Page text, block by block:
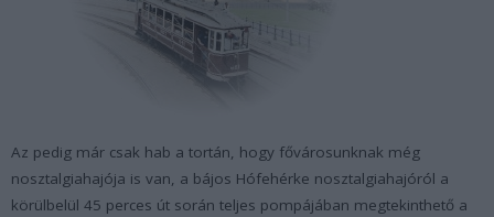
Az pedig már csak hab a tortán, hogy fővárosunknak még
nosztalgiahajója is van, a bájos Hófehérke nosztalgiahajóról a
körülbelül 45 perces út során teljes pompájában megtekinthető a